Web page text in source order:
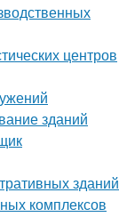
центров
зданий
зданий
комплексов